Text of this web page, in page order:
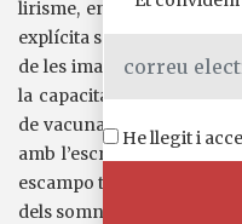
lirisme, en moltes
explícita sobretot en la
de les imatges. En
la capacitat i les
de vacunar-s’hi, de ser-hi
amb l’escriptura: “Ara ho
escampo tot a la falda
dels somnis dels
He llegit i